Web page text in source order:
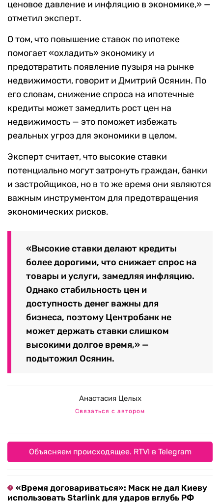
ценовое давление и инфляцию в экономике,» —
отметил эксперт.
О том, что повышение ставок по ипотеке
помогает «охладить» экономику и
предотвратить появление пузыря на рынке
недвижимости, говорит и Дмитрий Осянин. По
его словам, снижение спроса на ипотечные
кредиты может замедлить рост цен на
недвижимость — это поможет избежать
реальных угроз для экономики в целом.
Эксперт считает, что высокие ставки
потенциально могут затронуть граждан, банки
и застройщиков, но в то же время они являются
важным инструментом для предотвращения
экономических рисков.
«Высокие ставки делают кредиты
более дорогими, что снижает спрос на
товары и услуги, замедляя инфляцию.
Однако стабильность цен и
доступность денег важны для
бизнеса, поэтому Центробанк не
может держать ставки слишком
высокими долгое время,» —
подытожил Осянин.
Анастасия Целых
Связаться с автором
Объясняем происходящее. RTVI в Telegram
«Время договариваться»: Маск не дал Киеву
использовать Starlink для ударов вглубь РФ